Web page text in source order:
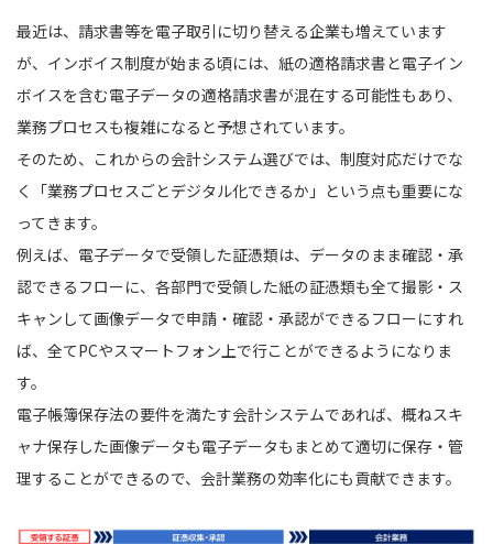
最近は、請求書等を電子取引に切り替える企業も増えています
が、インボイス制度が始まる頃には、紙の適格請求書と電子イン
ボイスを含む電子データの適格請求書が混在する可能性もあり、
業務プロセスも複雑になると予想されています。
そのため、これからの会計システム選びでは、制度対応だけでな
く「業務プロセスごとデジタル化できるか」という点も重要にな
ってきます。
例えば、電子データで受領した証憑類は、データのまま確認・承
認できるフローに、各部門で受領した紙の証憑類も全て撮影・ス
キャンして画像データで申請・確認・承認ができるフローにすれ
ば、全てPCやスマートフォン上で行ことができるようになりま
す。
電子帳簿保存法の要件を満たす会計システムであれば、概ねスキ
ャナ保存した画像データも電子データもまとめて適切に保存・管
理することができるので、会計業務の効率化にも貢献できます。